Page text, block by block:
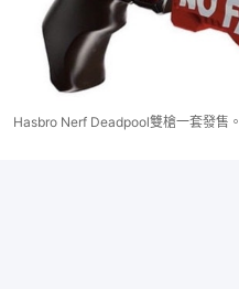
Hasbro Nerf Deadpool雙槍一套發售。